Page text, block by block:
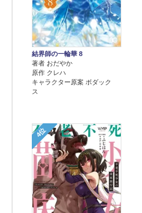
結界師の一輪華 8
著者 おだやか
原作 クレハ
キャラクター原案 ボダック
ス
4位